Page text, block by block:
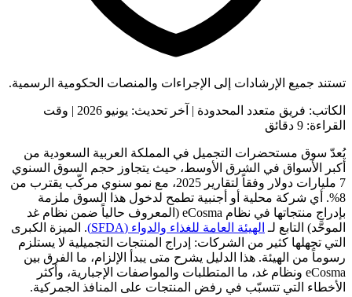
تستند جميع الإرشادات إلى الإجراءات والمنصات الحكومية الرسمية.
الكاتب: فريق متعدد المحدودة | آخر تحديث: يونيو 2026 | وقت
القراءة: 9 دقائق
يُعدّ سوق مستحضرات التجميل في المملكة العربية السعودية من
أكبر الأسواق في الشرق الأوسط، حيث يتجاوز حجم السوق السنوي
7 مليارات دولار وفقاً لتقارير 2025، مع نمو سنوي مركّب يقترب من
8%. أي شركة محلية أو أجنبية تطمح لدخول هذا السوق ملزمة
بإدراج منتجاتها في نظام eCosma (المعروف حالياً ضمن نظام غد
الموحَّد) التابع لـ الهيئة العامة للغذاء والدواء (SFDA)
. الميزة الكبرى
التي تجهلها كثير من الشركات: إدراج المنتجات التجميلية لا يستلزم
رسوماً من الهيئة. هذا الدليل يشرح متى يبدأ الإلزام، ما الفرق بين
eCosma ونظام غد، ما المتطلبات والمواصفات الإجبارية، وأكثر
الأخطاء التي تتسبّب في رفض المنتجات على المنافذ الجمركية.